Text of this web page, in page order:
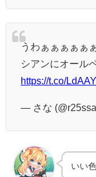
うわぁぁぁぁぁ
シアンにオール
https://t.co/
— さな
いい